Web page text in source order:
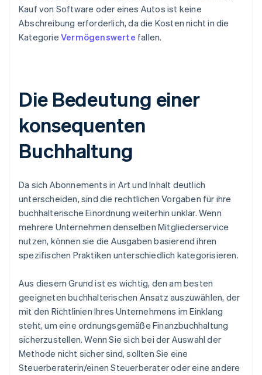
Kauf von Software oder eines Autos ist keine
Abschreibung erforderlich, da die Kosten nicht in die
Kategorie Vermögenswerte fallen.
Die Bedeutung einer
konsequenten
Buchhaltung
Da sich Abonnements in Art und Inhalt deutlich
unterscheiden, sind die rechtlichen Vorgaben für ihre
buchhalterische Einordnung weiterhin unklar. Wenn
mehrere Unternehmen denselben Mitgliederservice
nutzen, können sie die Ausgaben basierend ihren
spezifischen Praktiken unterschiedlich kategorisieren.
Aus diesem Grund ist es wichtig, den am besten
geeigneten buchhalterischen Ansatz auszuwählen, der
mit den Richtlinien Ihres Unternehmens im Einklang
steht, um eine ordnungsgemäße Finanzbuchhaltung
sicherzustellen. Wenn Sie sich bei der Auswahl der
Methode nicht sicher sind, sollten Sie eine
Steuerberaterin/einen Steuerberater oder eine andere